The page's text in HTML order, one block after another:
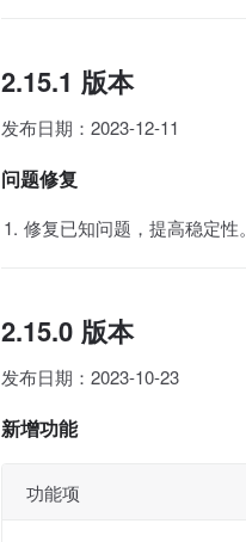
2.15.1 版本
发布日期：2023-12-11
问题修复
修复已知问题，提高稳定性。
2.15.0 版本
发布日期：2023-10-23
新增功能
功能项